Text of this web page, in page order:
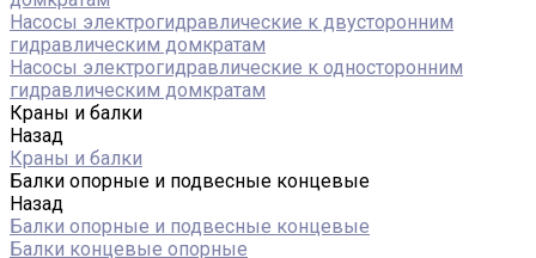
Насосы электрогидравлические к двусторонним
гидравлическим домкратам
Насосы электрогидравлические к односторонним
гидравлическим домкратам
Краны и балки
Назад
Краны и балки
Балки опорные и подвесные концевые
Назад
Балки опорные и подвесные концевые
Балки концевые опорные